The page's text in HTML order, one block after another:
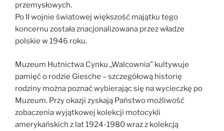
przemysłowych.
Po II wojnie światowej większość majątku tego
koncernu została znacjonalizowana przez władze
polskie w 1946 roku.
Muzeum Hutnictwa Cynku ,,Walcownia” kultywuje
pamięć o rodzie Giesche – szczegółową historię
rodziny można poznać wybierając się na wycieczkę po
Muzeum. Przy okazji zyskają Państwo możliwość
zobaczenia wyjątkowej kolekcji motocykli
amerykańskich z lat 1924-1980 wraz z kolekcją